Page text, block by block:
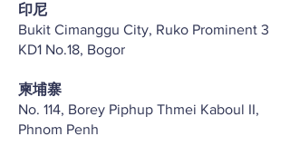
印尼
Bukit Cimanggu City, Ruko Prominent 3
KD1 No.18, Bogor
柬埔寨
No. 114, Borey Piphup Thmei Kaboul II,
Phnom Penh